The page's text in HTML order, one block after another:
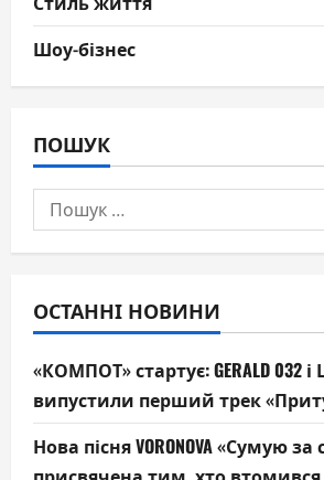
Шоу-бізнес
ПОШУК
Пошук:
ОСТАННІ НОВИНИ
«КОМПОТ» стартує: GERALD 032
випустили перший трек
Нова пісня VORONOVA «Сумую